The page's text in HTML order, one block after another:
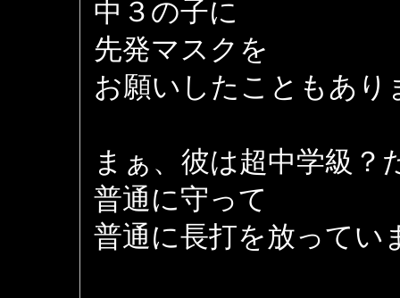
中３の子に
先発マスクを
お願いしたこともあり
まぁ、彼は超中学級？
普通に守って
普通に長打を放ってい